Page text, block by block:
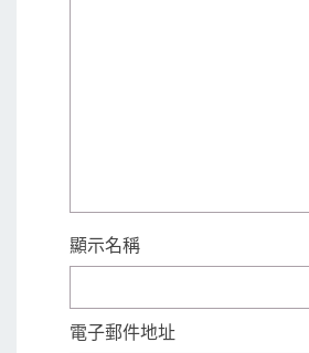
顯示名稱
電子郵件地址